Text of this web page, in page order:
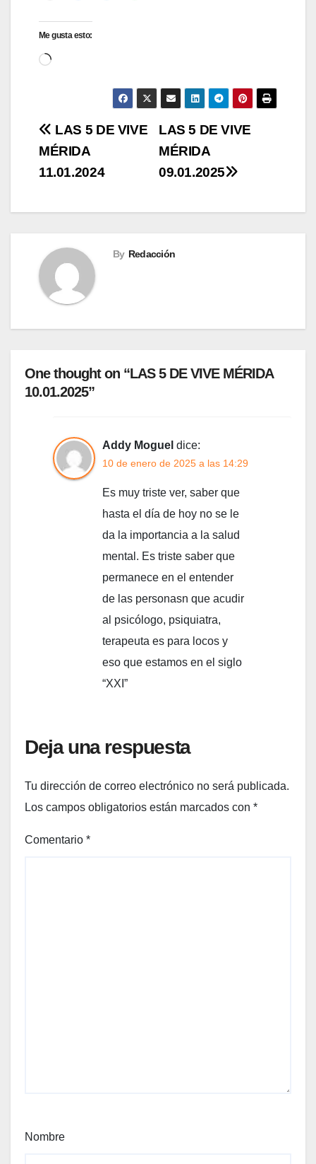
Me gusta esto:
Cargando...
Navegación
de
LAS 5 DE VIVE
MÉRIDA
09.01.2025
LAS 5 DE VIVE
MÉRIDA
11.01.2024
By Redacción
One thought on “LAS 5 DE VIVE MÉRIDA
10.01.2025”
Addy Moguel dice:
10 de enero de 2025 a las 14:29
Es muy triste ver, saber que
hasta el día de hoy no se le
da la importancia a la salud
mental. Es triste saber que
permanece en el entender
de las personasn que acudir
al psicólogo, psiquiatra,
terapeuta es para locos y
eso que estamos en el siglo
“XXI”
Deja una respuesta
Tu dirección de correo electrónico no será publicada.
Los campos obligatorios están marcados con *
Comentario *
Nombre